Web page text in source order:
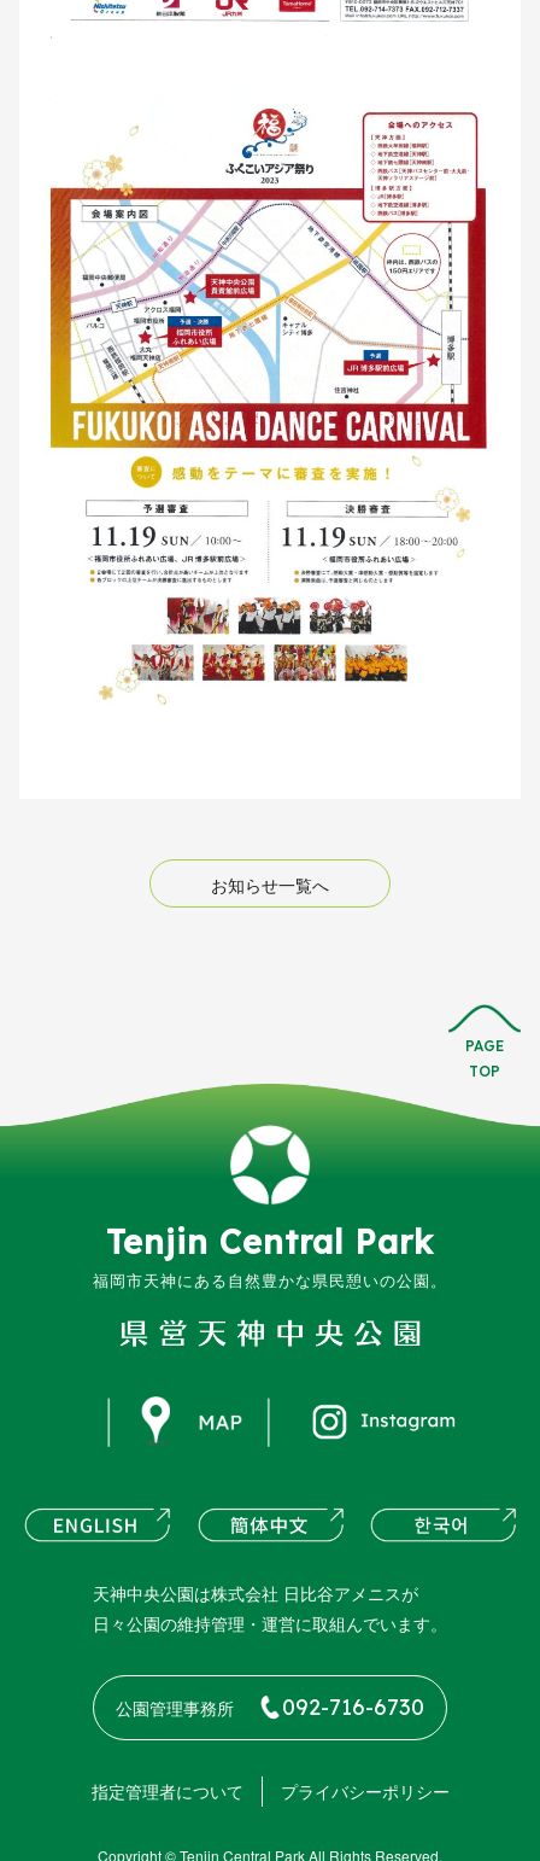
お知らせ一覧へ
PAGE
TOP
福岡市天神にある自然豊かな県民憩いの公園。
Tenjin Central Park
天神中央公園は株式会社 日比谷アメニスが
日々公園の維持管理・運営に取組んでいます。
公園管理事務所 092-716-6730
ENGLISH 簡体中文
指定管理者について プライバシーポリシー
Copyright © Tenjin Central Park All Rights Reserved.